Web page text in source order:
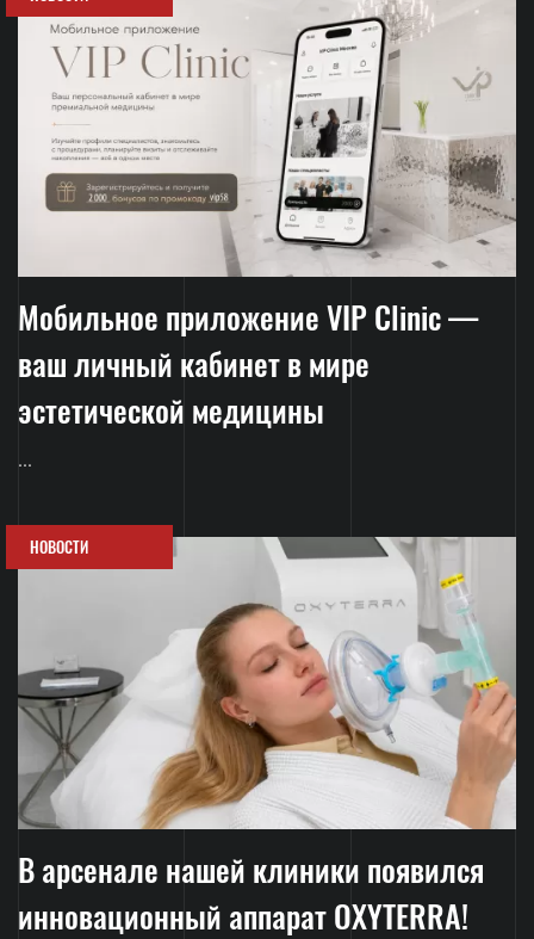
Мобильное приложение VIP Clinic —
ваш личный кабинет в мире
эстетической медицины
...
НОВОСТИ
В арсенале нашей клиники появился
инновационный аппарат OXYTERRA!